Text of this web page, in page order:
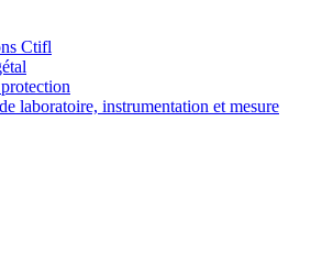
Ctifl
laboratoire, instrumentation et mesure